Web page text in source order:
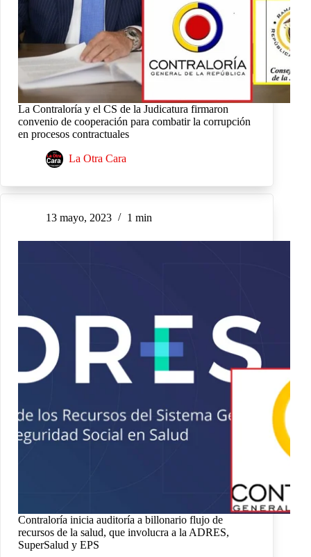
La Contraloría y el CS de la Judicatura firmaron
convenio de cooperación para combatir la corrupción
en procesos contractuales
La Otra Cara
13 mayo, 2023 1 min
Contraloría inicia auditoría a billonario flujo de
recursos de la salud, que involucra a la ADRES,
SuperSalud y EPS